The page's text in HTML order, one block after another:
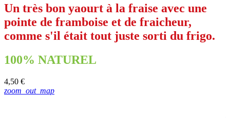
Un très bon yaourt à la fraise avec une
pointe de framboise et de fraicheur,
comme s'il était tout juste sorti du frigo.
100% NATUREL
4,50 €
zoom_out_map